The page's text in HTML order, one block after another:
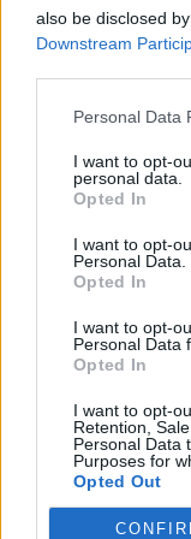
also be disclosed
Downstream
Personal Data
I want to opt-
personal data.
Opted In
I want to opt-
Personal Data.
Opted In
I want to opt-
Personal Data
Opted In
I want to opt-
Retention,
Personal Data
Purposes for
Opted Out
Μετά το τέλος
των κυπέλλων
στους
Κολλιάκος, ο
Γενικός
Δ.Σ κ.κ. Μπόκος
αρχιδιαιτητής